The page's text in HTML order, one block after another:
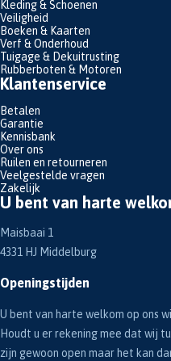
Kleding & Schoenen
Veiligheid
Boeken & Kaarten
Verf & Onderhoud
Tuigage & Dekuitrusting
Rubberboten & Motoren
Klantenservice
Betalen
Garantie
Kennisbank
Over ons
Ruilen en retourneren
Veelgestelde vragen
Zakelijk
U bent van harte
Maisbaai 1
4331 HJ Middelburg
Openingstijden
U bent van harte welkom op ons
Houdt u er rekening mee dat wij
zijn gewoon open maar het kan